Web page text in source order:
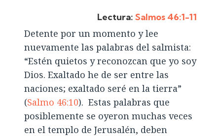
Lectura: Salmos 46:1-11
Detente por un momento y lee
nuevamente las palabras del salmista:
“Estén quietos y reconozcan que yo soy
Dios. Exaltado he de ser entre las
naciones; exaltado seré en la tierra”
(Salmo 46:10). Estas palabras que
posiblemente se oyeron muchas veces
en el templo de Jerusalén, deben